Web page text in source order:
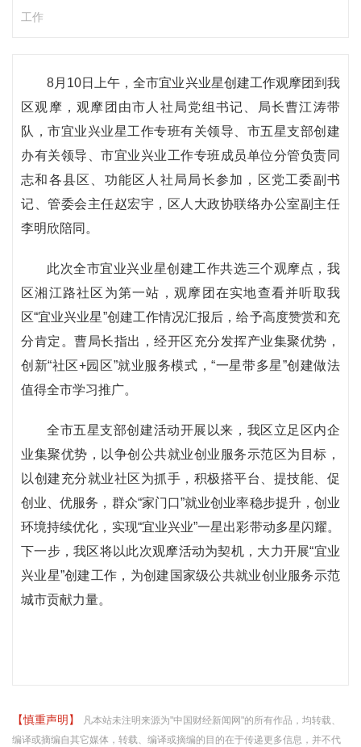
工作
8月10日上午，全市宜业兴业星创建工作观摩团到我
区观摩，观摩团由市人社局党组书记、局长曹江涛带
队，市宜业兴业星工作专班有关领导、市五星支部创建
办有关领导、市宜业兴业工作专班成员单位分管负责同
志和各县区、功能区人社局局长参加，区党工委副书
记、管委会主任赵宏宇，区人大政协联络办公室副主任
李明欣陪同。
此次全市宜业兴业星创建工作共选三个观摩点，我
区湘江路社区为第一站，观摩团在实地查看并听取我
区“宜业兴业星”创建工作情况汇报后，给予高度赞赏和充
分肯定。曹局长指出，经开区充分发挥产业集聚优势，
创新“社区+园区”就业服务模式，“一星带多星”创建做法
值得全市学习推广。
全市五星支部创建活动开展以来，我区立足区内企
业集聚优势，以争创公共就业创业服务示范区为目标，
以创建充分就业社区为抓手，积极搭平台、提技能、促
创业、优服务，群众“家门口”就业创业率稳步提升，创业
环境持续优化，实现“宜业兴业”一星出彩带动多星闪耀。
下一步，我区将以此次观摩活动为契机，大力开展“宜业
兴业星”创建工作，为创建国家级公共就业创业服务示范
城市贡献力量。
【慎重声明】
凡本站未注明来源为"中国财经新闻网"的所有作品，均转载、
编译或摘编自其它媒体，转载、编译或摘编的目的在于传递更多信息，并不代